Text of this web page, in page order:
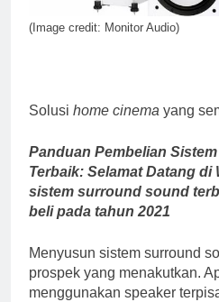
(Image credit: Monitor Audio)
Solusi home cinema yang
Panduan Pembelian
Terbaik: Selamat Datang di
sistem surround sound
beli pada tahun 2021
Menyusun sistem surround
prospek yang menakutkan.
menggunakan speaker